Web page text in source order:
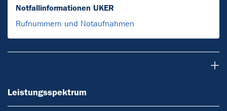
Notfallinformationen UKER
Rufnummern und Notaufnahmen
Leistungsspektrum